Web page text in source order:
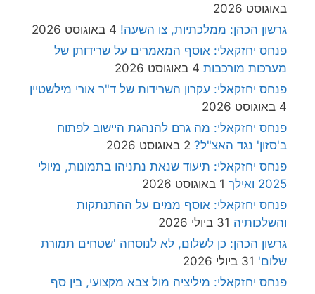
באוגוסט 2026
גרשון הכהן: ממלכתיות, צו השעה! 4 באוגוסט 2026
פנחס יחזקאלי: אוסף המאמרים על שרידותן של
מערכות מורכבות 4 באוגוסט 2026
פנחס יחזקאלי: עקרון השרידות של ד"ר אורי מילשטיין
4 באוגוסט 2026
פנחס יחזקאלי: מה גרם להנהגת היישוב לפתוח
ב'סזון' נגד האצ"ל? 2 באוגוסט 2026
פנחס יחזקאלי: תיעוד שנאת נתניהו בתמונות, מיולי
2025 ואילך
1 באוגוסט 2026
פנחס יחזקאלי: אוסף ממים על ההתנתקות
והשלכותיה 31 ביולי 2026
גרשון הכהן: כן לשלום, לא לנוסחה 'שטחים תמורת
שלום' 31 ביולי 2026
פנחס יחזקאלי: מיליציה מול צבא מקצועי, בין סף